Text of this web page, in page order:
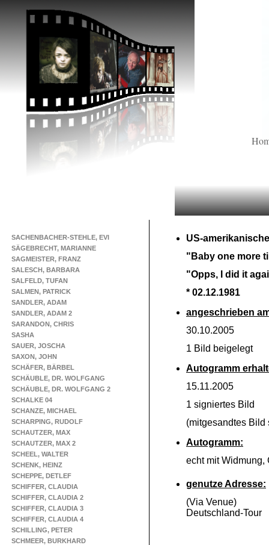
SACHENBACHER-STEHLE, EVI
SÄGEBRECHT, MARIANNE
SAGMEISTER, FRANZ
SALESCH, BARBARA
SALFELD, TUFAN
SALMEN, PATRICK
SANDLER, ADAM
SANDLER, ADAM 2
SARANDON, CHRIS
SASHA
SAUER, JOSCHA
SAXON, JOHN
SCHÄFER, BÄRBEL
SCHÄUBLE, DR. WOLFGANG
SCHÄUBLE, DR. WOLFGANG 2
SCHALKE 04
SCHANZE, MICHAEL
SCHARPING, RUDOLF
SCHAUTZER, MAX
SCHAUTZER, MAX 2
SCHEEL, WALTER
SCHENK, HEINZ
SCHEPPE, DETLEF
SCHIFFER, CLAUDIA
SCHIFFER, CLAUDIA 2
SCHIFFER, CLAUDIA 3
SCHIFFER, CLAUDIA 4
SCHILLING, PETER
SCHMEER, BURKHARD
US-
"Baby one more
"Opps, I did it
* 02.12.1981
angeschrieben
30.10.2005
1 Bild beigelegt
Autogramm
15.11.2005
1 signiertes Bild
(mitgesandtes Bild
Autogramm:
echt mit Widmung,
genutze Adresse:
(Via Venue)
Deutschland-Tour